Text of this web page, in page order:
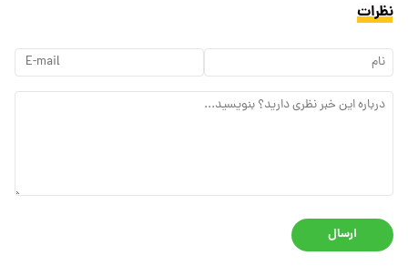
نظرات
ارسال